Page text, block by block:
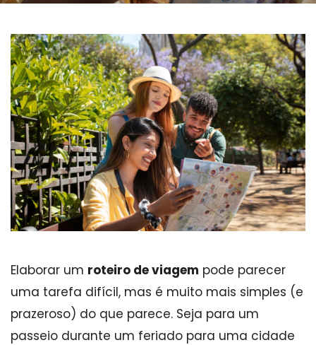
Elaborar um roteiro de viagem pode parecer
uma tarefa difícil, mas é muito mais simples (e
prazeroso) do que parece. Seja para um
passeio durante um feriado para uma cidade